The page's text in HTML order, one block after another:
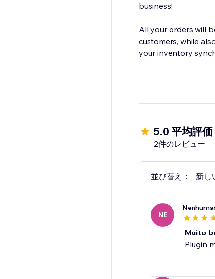
business!
All your orders will
customers, while
your inventory
5.0 平均評価
2件のレビュー
並び替え： 新し
NE
Muito
Plugin